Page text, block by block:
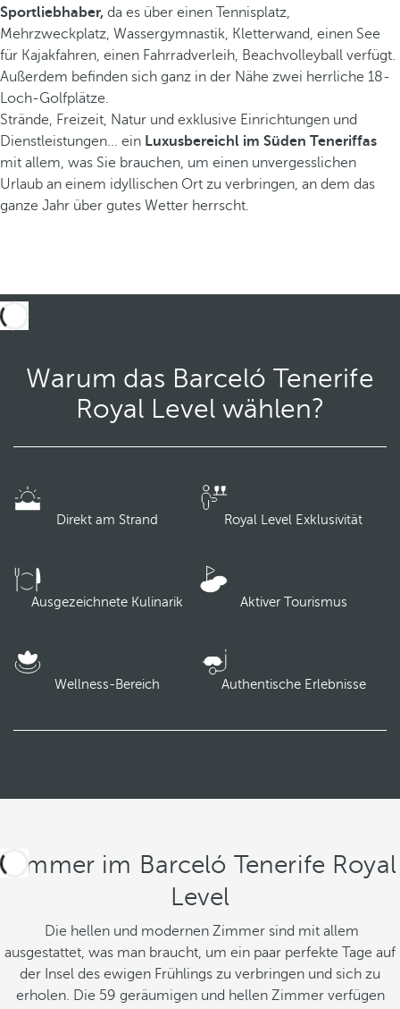
Sportliebhaber, da es über einen Tennisplatz,
Mehrzweckplatz, Wassergymnastik, Kletterwand, einen See
für Kajakfahren, einen Fahrradverleih, Beachvolleyball verfügt.
Außerdem befinden sich ganz in der Nähe zwei herrliche 18-
Loch-Golfplätze.
Strände, Freizeit, Natur und exklusive Einrichtungen und
Dienstleistungen... ein Luxusbereichl im Süden Teneriffas
mit allem, was Sie brauchen, um einen unvergesslichen
Urlaub an einem idyllischen Ort zu verbringen, an dem das
ganze Jahr über gutes Wetter herrscht.
Warum das Barceló Tenerife
Royal Level wählen?
Direkt am Strand Royal Level Exklusivität
Ausgezeichnete Kulinarik Aktiver Tourismus
Wellness-Bereich Authentische Erlebnisse
Zimmer im Barceló Tenerife Royal
Level
Die hellen und modernen Zimmer sind mit allem
ausgestattet, was man braucht, um ein paar perfekte Tage auf
der Insel des ewigen Frühlings zu verbringen und sich zu
erholen. Die 59 geräumigen und hellen Zimmer verfügen